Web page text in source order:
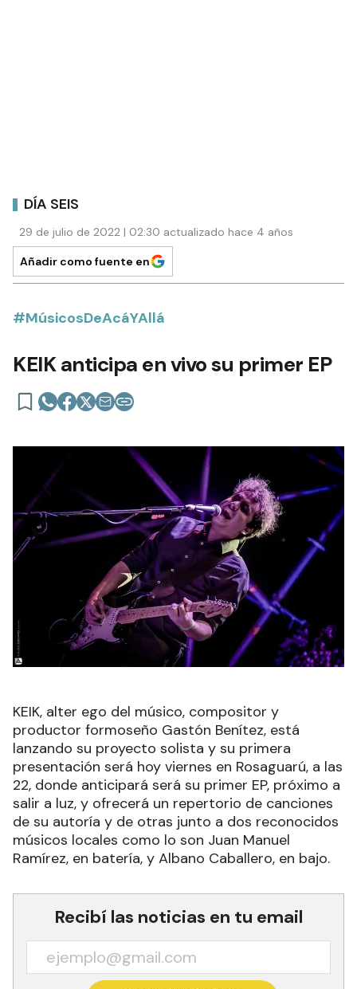
DÍA SEIS
29 de julio de 2022 | 02:30 actualizado hace 4 años
Añadir como fuente en
#MúsicosDeAcáYAllá
KEIK anticipa en vivo su primer EP
KEIK, alter ego del músico, compositor y
productor formoseño Gastón Benítez, está
lanzando su proyecto solista y su primera
presentación será hoy viernes en Rosaguarú, a las
22, donde anticipará será su primer EP, próximo a
salir a luz, y ofrecerá un repertorio de canciones
de su autoría y de otras junto a dos reconocidos
músicos locales como lo son Juan Manuel
Ramírez, en batería, y Albano Caballero, en bajo.
Recibí las noticias en tu email